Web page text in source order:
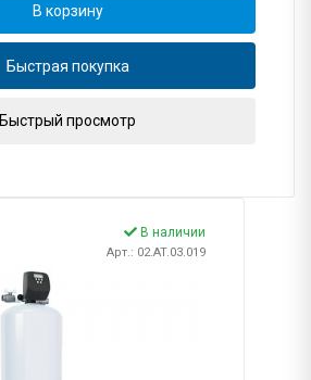
В корзину
Быстрая покупка
Быстрый просмотр
В наличии
Арт.: 02.AT.03.019